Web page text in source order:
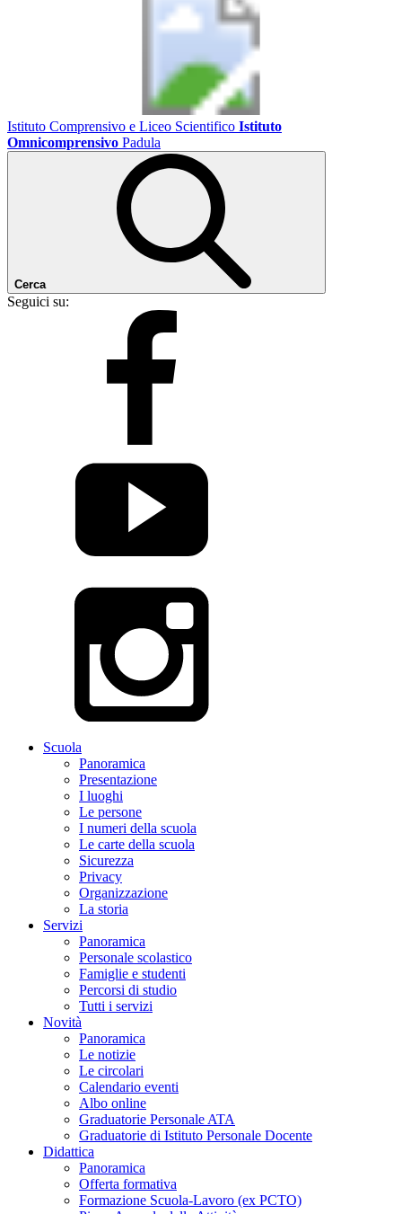
Istituto Comprensivo e Liceo Scientifico Istituto
Omnicomprensivo Padula
Cerca
Seguici su:
Scuola
Panoramica
Presentazione
I luoghi
Le persone
I numeri della scuola
Le carte della scuola
Sicurezza
Privacy
Organizzazione
La storia
Servizi
Panoramica
Personale scolastico
Famiglie e studenti
Percorsi di studio
Tutti i servizi
Novità
Panoramica
Le notizie
Le circolari
Calendario eventi
Albo online
Graduatorie Personale ATA
Graduatorie di Istituto Personale Docente
Didattica
Panoramica
Offerta formativa
Formazione Scuola-Lavoro (ex PCTO)